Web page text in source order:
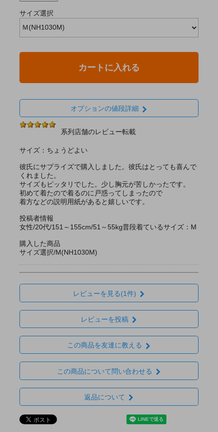
サイズ選択
カートに入れる
オプションの値段詳細
系列店舗のレビュー転載
サイズ：ちょうどよい
彼氏にサプライズで購入しました。彼氏はとっても喜んで
くれました。
サイズもピッタリでした。少し胸元が苦しかったです。
初めて着たので着るのに戸惑ってしまったので
着方などの説明用紙があると嬉しいです。
投稿者情報
女性/20代/151～155cm/51～55kg普段着ているサイズ：M
購入した商品
サイズ選択/M(NH1030M)
レビューを見る(1件)
レビューを投稿
この商品を友達に教える
この商品について問い合わせる
返品について